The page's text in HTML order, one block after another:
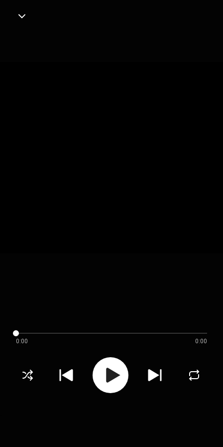
0:00 0:00